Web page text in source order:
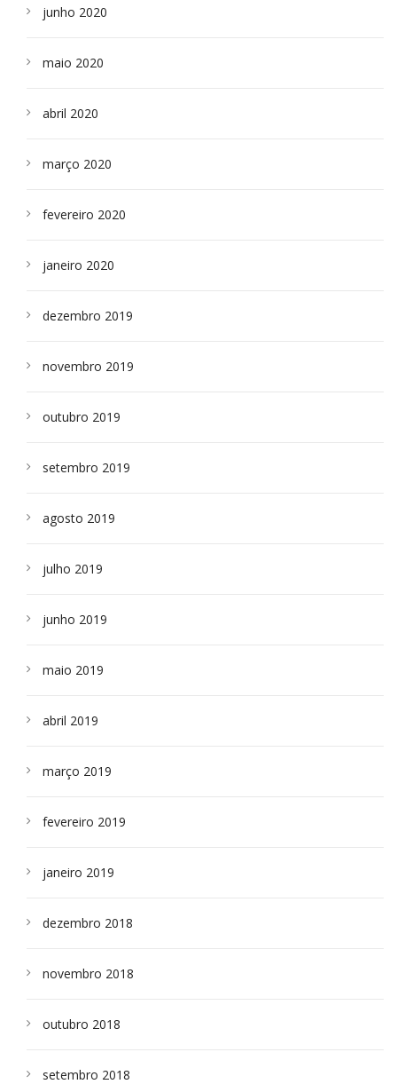
junho 2020
maio 2020
abril 2020
março 2020
fevereiro 2020
janeiro 2020
dezembro 2019
novembro 2019
outubro 2019
setembro 2019
agosto 2019
julho 2019
junho 2019
maio 2019
abril 2019
março 2019
fevereiro 2019
janeiro 2019
dezembro 2018
novembro 2018
outubro 2018
setembro 2018